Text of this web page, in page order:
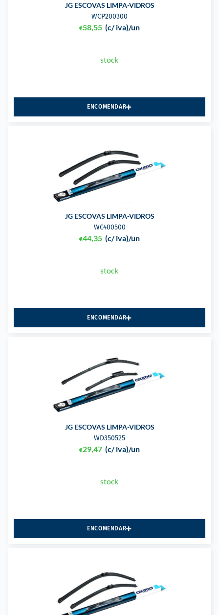
JG ESCOVAS LIMPA-VIDROS
WCP200300
€58,55 (c/ iva)/un
stock
ENCOMENDAR
JG ESCOVAS LIMPA-VIDROS
WC400500
€44,35 (c/ iva)/un
stock
ENCOMENDAR
JG ESCOVAS LIMPA-VIDROS
WD350525
€29,47 (c/ iva)/un
stock
ENCOMENDAR